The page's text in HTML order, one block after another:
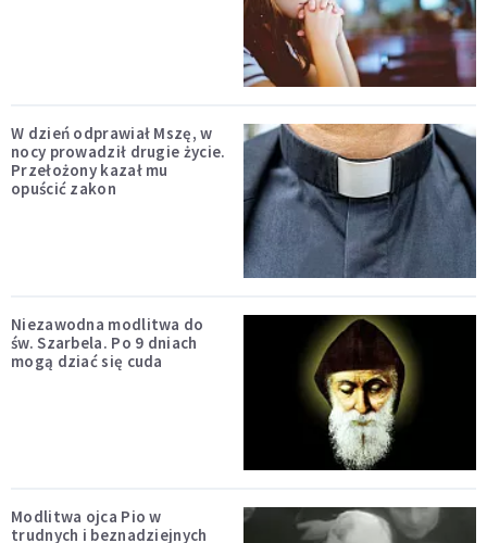
W dzień odprawiał Mszę, w
nocy prowadził drugie życie.
Przełożony kazał mu
opuścić zakon
Niezawodna modlitwa do
św. Szarbela. Po 9 dniach
mogą dziać się cuda
Modlitwa ojca Pio w
trudnych i beznadziejnych